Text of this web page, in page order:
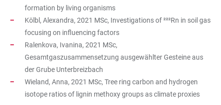
formation by living organisms
Kölbl, Alexandra, 2021 MSc, Investigations of ²²²Rn in soil gas
focusing on influencing factors
Ralenkova, Ivanina, 2021 MSc,
Gesamtgaszusammensetzung ausgewählter Gesteine aus
der Grube Unterbreizbach
Wieland, Anna, 2021 MSc, Tree ring carbon and hydrogen
isotope ratios of lignin methoxy groups as climate proxies